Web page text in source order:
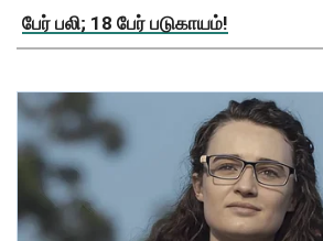
பேர் பலி; 18 பேர் படுகாயம்!